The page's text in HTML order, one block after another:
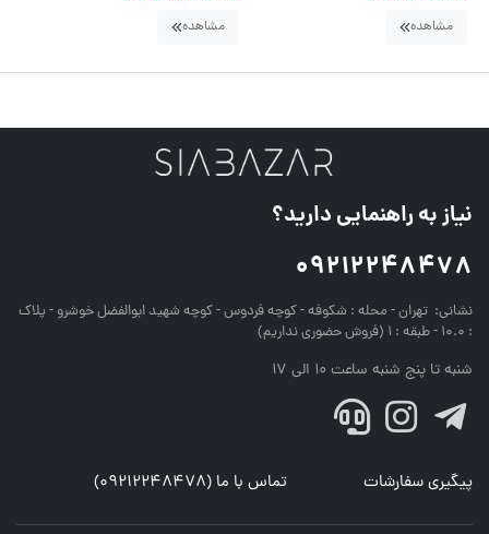
مشاهده
مشاهده
نیاز به راهنمایی دارید؟
09212248478
نشانی: تهران - محله : شکوفه - کوچه فردوس - کوچه شهید ابوالفضل خوشرو - پلاک
: 10.0 - طبقه : 1 (فروش حضوری نداریم)
شنبه تا پنج شنبه ساعت 10 الی 17
پیگیری سفارشات تماس با ما (09212248478)